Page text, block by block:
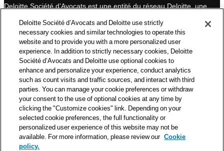
Deloitte Société d’Avocats est une entité du réseau Deloitte, une
professionnels et à ce titre, travaille avec les 50 000 fiscalistes
et juristes de Deloitte situés dans 150 pays.
Les informations contenues sur ce blog ont pour objectif
d’informer ses lecteurs de manière générale. Elles ne peuvent
en aucun cas se substituer à un conseil délivré par un
professionnel en fonction d’une situation donnée. Un soin
particulier est apporté à la rédaction de nos articles, néanmoins
Deloitte Société d’Avocats décline toute responsabilité relative
aux éventuelles erreurs et omissions qu’ils pourraient contenir.​
Deloitte Société d’Avocats and Deloitte use strictly
necessary cookies and similar technologies to operate this
website and to provide you with a more personalized user
experience. In addition to strictly necessary cookies, Deloitte
Société d’Avocats and Deloitte use optional cookies to
enhance and personalize your experience, conduct analytics
such as count visits and traffic sources, and interact with third
parties. You can manage your cookie preferences or withdraw
your consent to the use of optional cookies at any time by
clicking the "Customize cookies" link. Depending on your
selected cookie preferences, the full functionality or
personalized user experience of this website may not be
available. For more information, please review our Cookie
policy.